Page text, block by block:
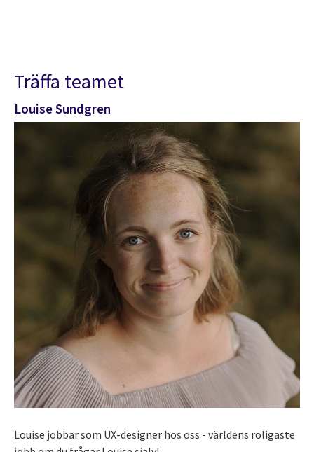
Träffa teamet
Louise Sundgren
Louise jobbar som UX-designer hos oss - världens roligaste